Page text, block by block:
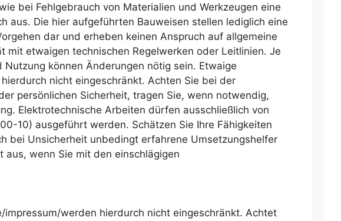
bei Fehlgebrauch von Materialien und Werkzeugen eine
aus. Die hier aufgeführten Bauweisen stellen lediglich eine
dar und erheben keinen Anspruch auf allgemeine
mit etwaigen technischen Regelwerken oder Leitlinien. Je
können Änderungen nötig sein. Etwaige
nicht eingeschränkt. Achten Sie bei der
persönlichen Sicherheit, tragen Sie, wenn notwendig,
Elektrotechnische Arbeiten dürfen ausschließlich von
10) ausgeführt werden. Schätzen Sie Ihre Fähigkeiten
bei Unsicherheit unbedingt erfahrene Umsetzungshelfer
aus, wenn Sie mit den einschlägigen
werden hierdurch nicht eingeschränkt. Achtet